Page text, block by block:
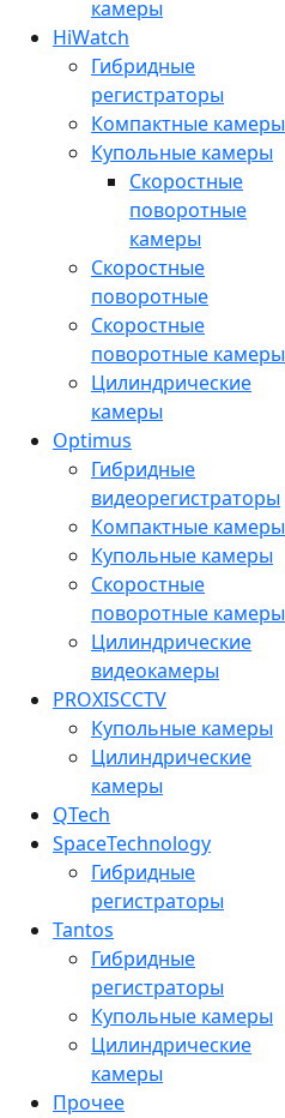
камеры
HiWatch
Гибридные
регистраторы
Компактные камеры
Купольные камеры
Скоростные
поворотные
камеры
Скоростные
поворотные
Скоростные
поворотные камеры
Цилиндрические
камеры
Optimus
Гибридные
видеорегистраторы
Компактные камеры
Купольные камеры
Скоростные
поворотные камеры
Цилиндрические
видеокамеры
PROXISCCTV
Купольные камеры
Цилиндрические
камеры
QTech
SpaceTechnology
Гибридные
регистраторы
Tantos
Гибридные
регистраторы
Купольные камеры
Цилиндрические
камеры
Прочее